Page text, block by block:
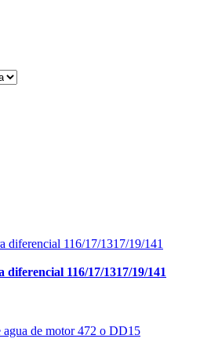
116/17/1317/19/141